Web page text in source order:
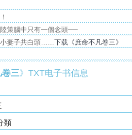
策腦中只有一個念頭──
妻子共白頭…… 下载《庶命不凡卷三》
卷三》TXT电子书信息
類